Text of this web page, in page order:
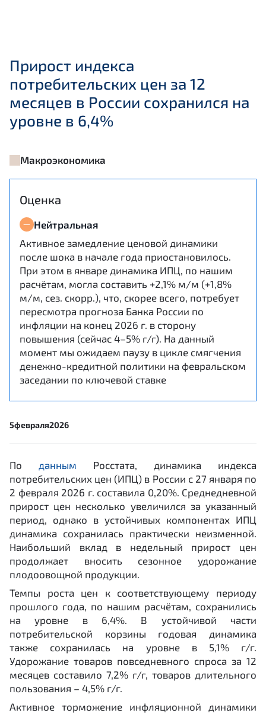
Прирост индекса
потребительских цен за 12
месяцев в России сохранился на
уровне в 6,4%
Макроэкономика
Оценка
Нейтральная
Активное замедление ценовой динамики
после шока в начале года приостановилось.
При этом в январе динамика ИПЦ, по нашим
расчётам, могла составить +2,1% м/м (+1,8%
м/м, сез. скорр.), что, скорее всего, потребует
пересмотра прогноза Банка России по
инфляции на конец 2026 г. в сторону
повышения (сейчас 4–5% г/г). На данный
момент мы ожидаем паузу в цикле смягчения
денежно-кредитной политики на февральском
заседании по ключевой ставке
5февраля2026
По данным Росстата, динамика индекса
потребительских цен (ИПЦ) в России с 27 января по
2 февраля 2026 г. составила 0,20%. Среднедневной
прирост цен несколько увеличился за указанный
период, однако в устойчивых компонентах ИПЦ
динамика сохранилась практически неизменной.
Наибольший вклад в недельный прирост цен
продолжает вносить сезонное удорожание
плодоовощной продукции.
Темпы роста цен к соответствующему периоду
прошлого года, по нашим расчётам, сохранились
на уровне в 6,4%. В устойчивой части
потребительской корзины годовая динамика
также сохранилась на уровне в 5,1% г/г.
Удорожание товаров повседневного спроса за 12
месяцев составило 7,2% г/г, товаров длительного
пользования – 4,5% г/г.
Активное торможение инфляционной динамики